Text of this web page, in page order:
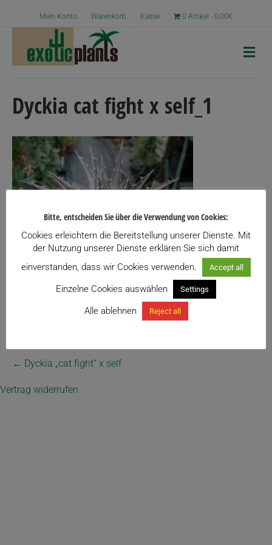
Mein Konto Warenkorb Kasse 0 Artikel 0,00€
N
a
Dyckia cat fight x self_1
← Dyckia „cat fight“ x self
Vertrag widerrufen
Bitte, entscheiden Sie über die Verwendung von Cookies:
Cookies erleichtern die Bereitstellung unserer Dienste. Mit
der Nutzung unserer Dienste erklären Sie sich damit
einverstanden, dass wir Cookies verwenden.
Accept all
Einzelne Cookies auswählen Settings
Alle ablehnen Reject all